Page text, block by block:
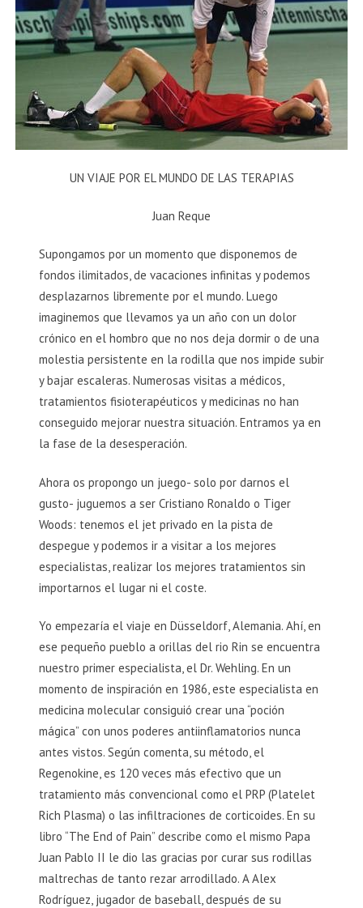
UN VIAJE POR EL MUNDO DE LAS TERAPIAS
Juan Reque
Supongamos por un momento que disponemos de
fondos ilimitados, de vacaciones infinitas y podemos
desplazarnos libremente por el mundo. Luego
imaginemos que llevamos ya un año con un dolor
crónico en el hombro que no nos deja dormir o de una
molestia persistente en la rodilla que nos impide subir
y bajar escaleras. Numerosas visitas a médicos,
tratamientos fisioterapéuticos y medicinas no han
conseguido mejorar nuestra situación. Entramos ya en
la fase de la desesperación.
Ahora os propongo un juego- solo por darnos el
gusto- juguemos a ser Cristiano Ronaldo o Tiger
Woods: tenemos el jet privado en la pista de
despegue y podemos ir a visitar a los mejores
especialistas, realizar los mejores tratamientos sin
importarnos el lugar ni el coste.
Yo empezaría el viaje en Düsseldorf, Alemania. Ahí, en
ese pequeño pueblo a orillas del rio Rin se encuentra
nuestro primer especialista, el Dr. Wehling. En un
momento de inspiración en 1986, este especialista en
medicina molecular consiguió crear una “poción
mágica” con unos poderes antiinflamatorios nunca
antes vistos. Según comenta, su método, el
Regenokine, es 120 veces más efectivo que un
tratamiento más convencional como el PRP (Platelet
Rich Plasma) o las infiltraciones de corticoides. En su
libro “The End of Pain” describe como el mismo Papa
Juan Pablo II le dio las gracias por curar sus rodillas
maltrechas de tanto rezar arrodillado. A Alex
Rodríguez, jugador de baseball, después de su